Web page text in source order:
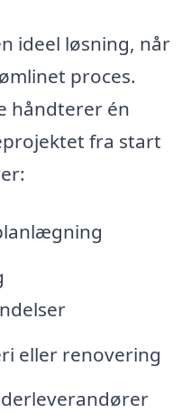
ideel løsning, når
proces.
håndterer én
fra start
eller renovering